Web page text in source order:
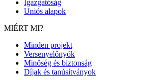
Igazgatóság
Uniós alapok
MIÉRT MI?
Minden projekt
Versenyelőnyök
Minőség és biztonság
Díjak és tanúsítványok